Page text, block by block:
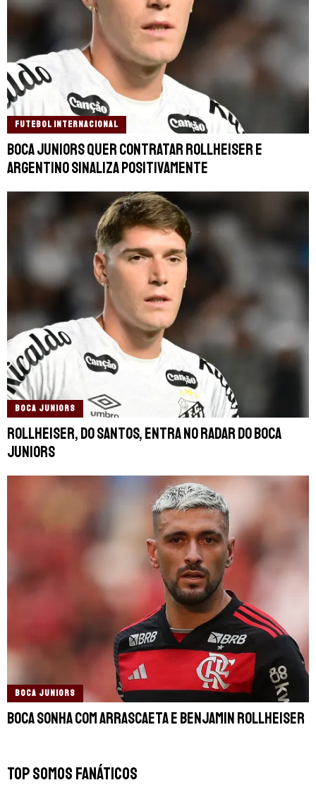
FUTEBOL INTERNACIONAL
Boca Juniors quer contratar Rollheiser e
argentino sinaliza positivamente
BOCA JUNIORS
Rollheiser, do Santos, entra no radar do Boca
Juniors
BOCA JUNIORS
Boca sonha com Arrascaeta e Benjamin Rollheiser
TOP SOMOS FANÁTICOS